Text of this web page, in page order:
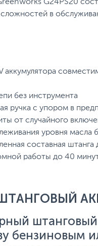
G24PS20
в
аккумулятора
без инструмента
ручка с упором в
от случайного
уровня масла
составная
работы до 40
штанговый
бензиновым